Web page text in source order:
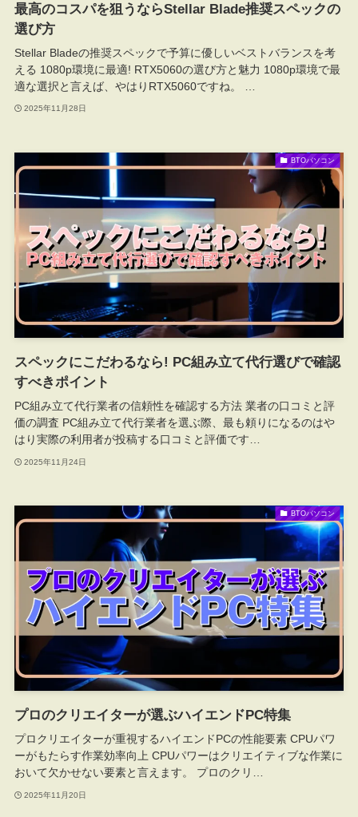
最高のコスパを狙うならStellar Blade推奨スペックの
選び方
Stellar Bladeの推奨スペックで予算に優しいベストバランスを考
える 1080p環境に最適! RTX5060の選び方と魅力 1080p環境で最
適な選択と言えば、やはりRTX5060ですね。 …
2025年11月28日
BTOパソコン
スペックにこだわるなら! PC組み立て代行選びで確認
すべきポイント
PC組み立て代行業者の信頼性を確認する方法 業者の口コミと評
価の調査 PC組み立て代行業者を選ぶ際、最も頼りになるのはや
はり実際の利用者が投稿する口コミと評価です…
2025年11月24日
BTOパソコン
プロのクリエイターが選ぶハイエンドPC特集
プロクリエイターが重視するハイエンドPCの性能要素 CPUパワ
ーがもたらす作業効率向上 CPUパワーはクリエイティブな作業に
おいて欠かせない要素と言えます。 プロのクリ…
2025年11月20日